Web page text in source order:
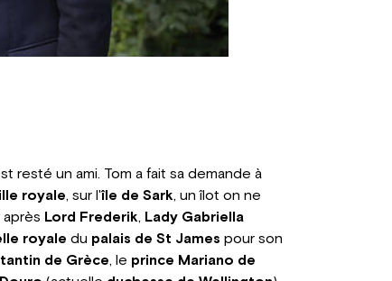
resté un ami. Tom a fait sa demande à
royale, sur l'île de Sark, un îlot on ne
Lord Frederik, Lady Gabriella
royale du palais de St James pour son
de Grèce, le prince Mariano de